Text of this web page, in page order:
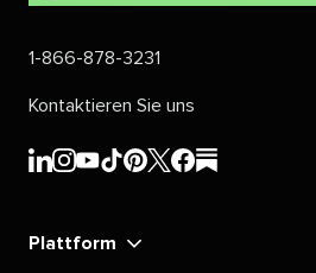
1-866-878-3231​​
Kontaktieren Sie uns​​
Sprout
LinkedIn​​
Sprout
Instagram​​
Sprout
YouTube​​
Sprout
TikTok​​
Sprout
Sprout
Sprout
Sprout
Plattform​​